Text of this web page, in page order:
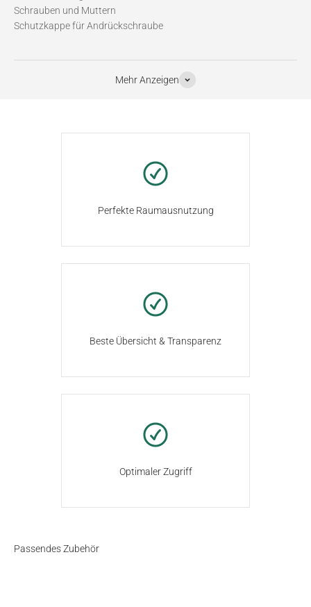
Schrauben und Muttern
Schutzkappe für Andrückschraube
Mehr Anzeigen
Perfekte Raumausnutzung
Beste Übersicht & Transparenz
Optimaler Zugriff
Passendes Zubehör